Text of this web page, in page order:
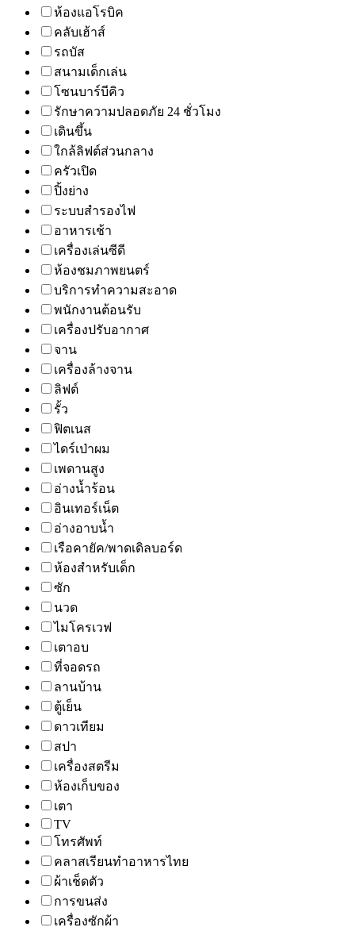
ห้องแอโรบิค
คลับเฮ้าส์
รถบัส
สนามเด็กเล่น
โซนบาร์บีคิว
รักษาความปลอดภัย 24 ชั่วโมง
เดินขึ้น
ใกล้ลิฟต์ส่วนกลาง
ครัวเปิด
ปิ้งย่าง
ระบบสำรองไฟ
อาหารเช้า
เครื่องเล่นซีดี
ห้องชมภาพยนตร์
บริการทำความสะอาด
พนักงานต้อนรับ
เครื่องปรับอากาศ
จาน
เครื่องล้างจาน
ลิฟต์
รั้ว
ฟิตเนส
ไดร์เป่าผม
เพดานสูง
อ่างน้ำร้อน
อินเทอร์เน็ต
อ่างอาบน้ำ
เรือคายัค/พาดเดิลบอร์ด
ห้องสำหรับเด็ก
ซัก
นวด
ไมโครเวฟ
เตาอบ
ที่จอดรถ
ลานบ้าน
ตู้เย็น
ดาวเทียม
สปา
เครื่องสตรีม
ห้องเก็บของ
เตา
TV
โทรศัพท์
คลาสเรียนทำอาหารไทย
ผ้าเช็ดตัว
การขนส่ง
เครื่องซักผ้า